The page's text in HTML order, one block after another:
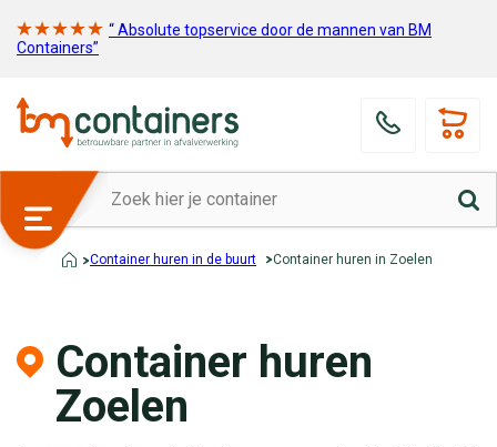
“ Absolute topservice door de mannen van BM
Containers”
Container huren in de buurt Container huren in Zoelen
Container huren
Zoelen